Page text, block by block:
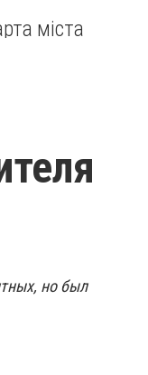
міста
но был